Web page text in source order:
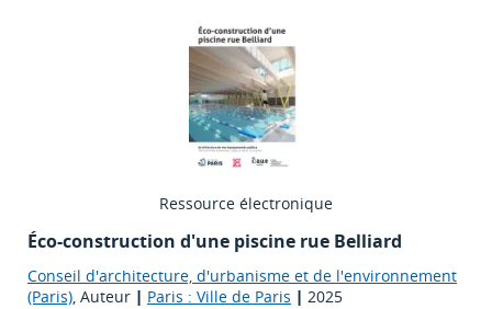
Ressource électronique
Éco-construction d'une piscine rue Belliard
Conseil d'architecture, d'urbanisme et de l'environnement
(Paris), Auteur | Paris : Ville de Paris | 2025